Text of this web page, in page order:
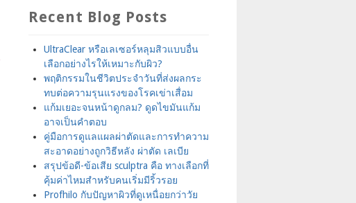
Recent Blog Posts
UltraClear หรือเลเซอร์หลุมสิวแบบอื่น
เลือกอย่างไรให้เหมาะกับผิว?
พฤติกรรมในชีวิตประจำวันที่ส่งผลกระ
ทบต่อความรุนแรงของโรคเข่าเสื่อม
แก้มเยอะจนหน้าดูกลม? ดูดไขมันแก้ม
อาจเป็นคำตอบ
คู่มือการดูแลแผลผ่าตัดและการทำความ
สะอาดอย่างถูกวิธีหลัง ผ่าตัด เลเบีย
สรุปข้อดี-ข้อเสีย sculptra คือ ทางเลือกที่
คุ้มค่าไหมสำหรับคนเริ่มมีริ้วรอย
Profhilo กับปัญหาผิวที่ดูเหนื่อยกว่าวัย